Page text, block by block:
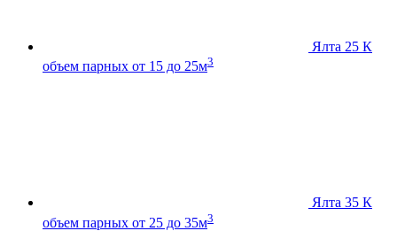
Ялта 25 К
объем парных от 15 до 25м3
Ялта 35 К
объем парных от 25 до 35м3